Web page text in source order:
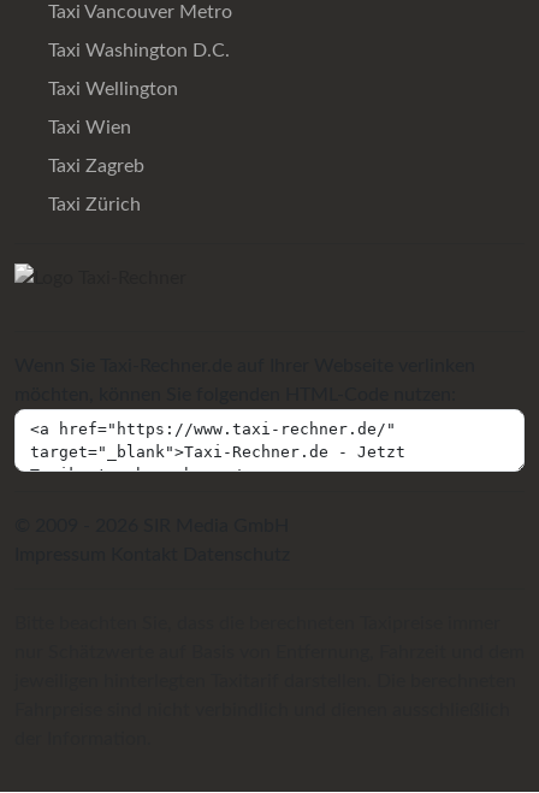
Taxi Vancouver Metro
Taxi Washington D.C.
Taxi Wellington
Taxi Wien
Taxi Zagreb
Taxi Zürich